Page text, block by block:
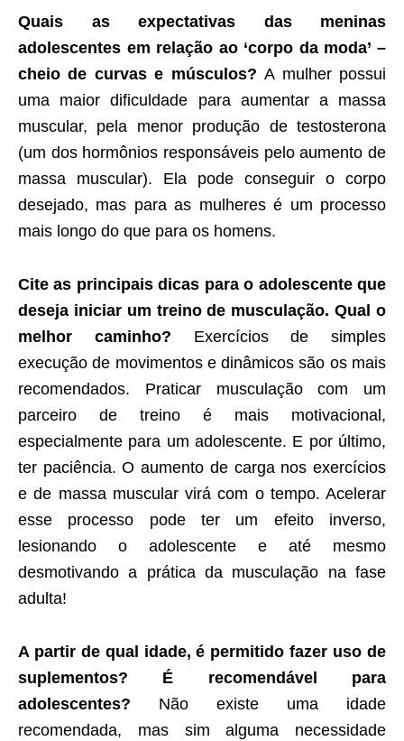
Quais as expectativas das meninas
adolescentes em relação ao ‘corpo da moda’ –
cheio de curvas e músculos?A mulher possui
uma maior dificuldade para aumentar a massa
muscular, pela menor produção de testosterona
(um dos hormônios responsáveis pelo aumento de
massa muscular). Ela pode conseguir o corpo
desejado, mas para as mulheres é um processo
mais longo do que para os homens.
Cite as principais dicas para o adolescente que
deseja iniciar um treino de musculação. Qual o
melhor caminho? Exercícios de simples
execução de movimentos e dinâmicos são os mais
recomendados. Praticar musculação com um
parceiro de treino é mais motivacional,
especialmente para um adolescente. E por último,
ter paciência. O aumento de carga nos exercícios
e de massa muscular virá com o tempo. Acelerar
esse processo pode ter um efeito inverso,
lesionando o adolescente e até mesmo
desmotivando a prática da musculação na fase
adulta!
A partir de qual idade, é permitido fazer uso de
suplementos? É recomendável para
adolescentes? Não existe uma idade
recomendada, mas sim alguma necessidade